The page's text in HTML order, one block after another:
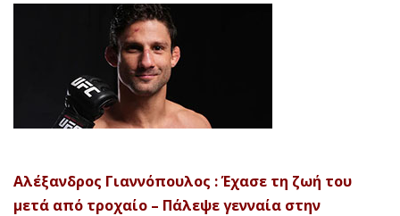
Αλέξανδρος Γιαννόπουλος : Έχασε τη ζωή του
μετά από τροχαίο – Πάλεψε γενναία στην